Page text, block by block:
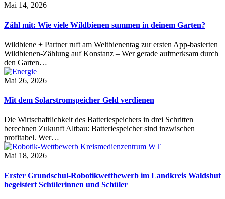
Mai 14, 2026
Zähl mit: Wie viele Wildbienen summen in deinem Garten?
Wildbiene + Partner ruft am Weltbienentag zur ersten App-basierten
Wildbienen-Zählung auf Konstanz – Wer gerade aufmerksam durch
den Garten…
Mai 26, 2026
Mit dem Solarstromspeicher Geld verdienen
Die Wirtschaftlichkeit des Batteriespeichers in drei Schritten
berechnen Zukunft Altbau: Batteriespeicher sind inzwischen
profitabel. Wer…
Mai 18, 2026
Erster Grundschul-Robotikwettbewerb im Landkreis Waldshut
begeistert Schülerinnen und Schüler